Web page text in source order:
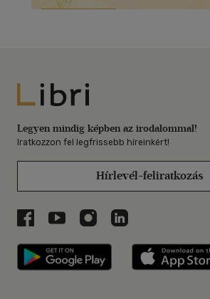
Libri
Legyen mindig képben az irodalommal!
Iratkozzon fel legfrissebb híreinkért!
Hírlevél-feliratkozás
Libri a Facebookon
Libri a Youtube-on
Libri az Instagramon
Libri a
Libri applikáció